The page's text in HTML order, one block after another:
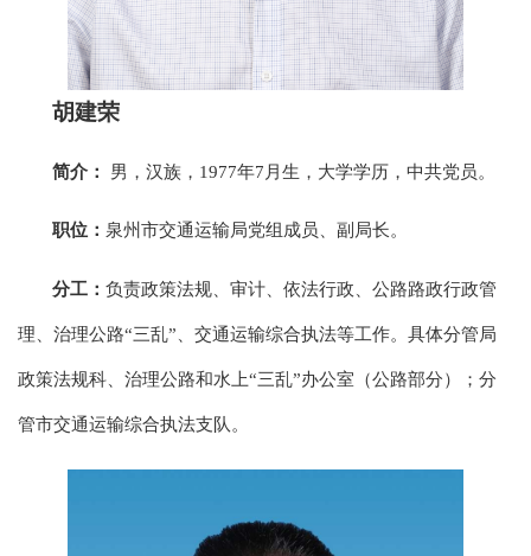
胡建荣
简介： 男，汉族，1977年7月生，大学学历，中共党员。
职位： 泉州市交通运输局党组成员、副局长。
分工： 负责政策法规、审计、依法行政、公路路政行政管
理、治理公路“三乱”、交通运输综合执法等工作。具体分管局
政策法规科、治理公路和水上“三乱”办公室（公路部分）；分
管市交通运输综合执法支队。